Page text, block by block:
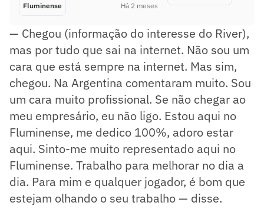
Fluminense Há 2 meses
— Chegou (informação do interesse do River),
mas por tudo que sai na internet. Não sou um
cara que está sempre na internet. Mas sim,
chegou. Na Argentina comentaram muito. Sou
um cara muito profissional. Se não chegar ao
meu empresário, eu não ligo. Estou aqui no
Fluminense, me dedico 100%, adoro estar
aqui. Sinto-me muito representado aqui no
Fluminense. Trabalho para melhorar no dia a
dia. Para mim e qualquer jogador, é bom que
estejam olhando o seu trabalho — disse.